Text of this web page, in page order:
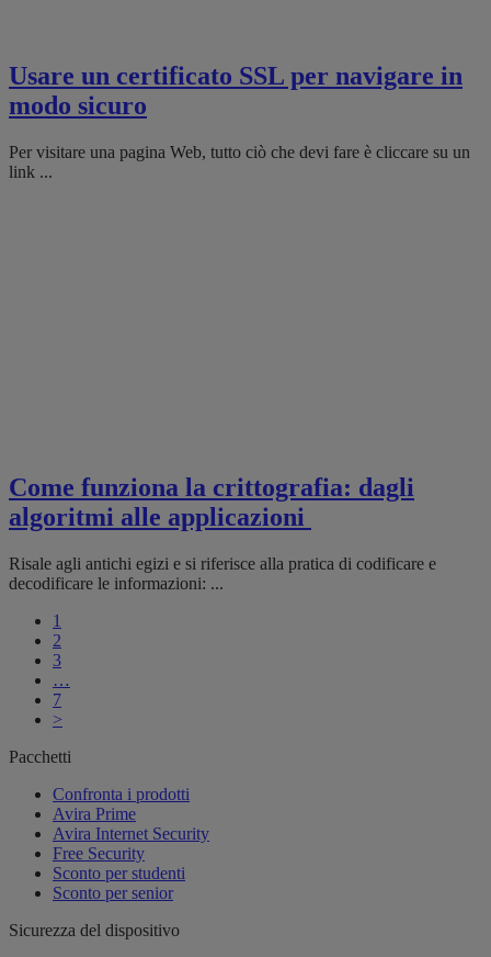
Usare un certificato SSL per navigare in
modo sicuro
Per visitare una pagina Web, tutto ciò che devi fare è cliccare su un
link ...
Come funziona la crittografia: dagli
algoritmi alle applicazioni
Risale agli antichi egizi e si riferisce alla pratica di codificare e
decodificare le informazioni: ...
1
2
3
…
7
>
Pacchetti
Confronta i prodotti
Avira Prime
Avira Internet Security
Free Security
Sconto per studenti
Sconto per senior
Sicurezza del dispositivo